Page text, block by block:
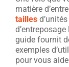
matière
tailles
guide fournit
exemples
pour vous